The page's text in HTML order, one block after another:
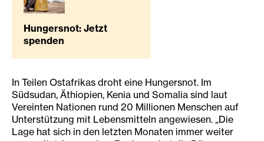
Hungersnot: Jetzt
spenden
In Teilen Ostafrikas droht eine Hungersnot. Im
Südsudan, Äthiopien, Kenia und Somalia sind laut
Vereinten Nationen rund 20 Millionen Menschen auf
Unterstützung mit Lebensmitteln angewiesen. „Die
Lage hat sich in den letzten Monaten immer weiter